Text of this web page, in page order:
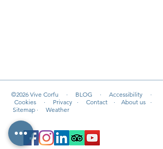
©2026 Vive Corfu · BLOG ·
Accessibility ·
Cookies
· Privacy · Contact · About us ·
Sitemap · Weather